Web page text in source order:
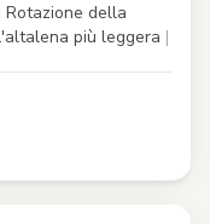
Rotazione della
più leggera |